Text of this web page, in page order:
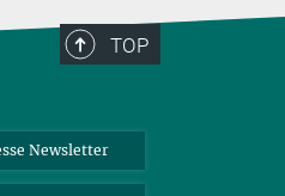
TOP
Newsletter